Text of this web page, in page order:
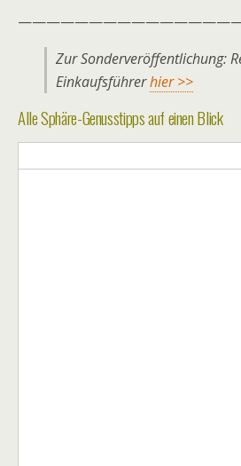
Zur Sonderveröffentlichung:
Einkaufsführerhier >>
Alle Sphäre-Genusstipps auf einen Blick